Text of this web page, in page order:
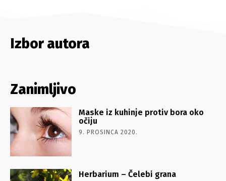
Izbor autora
Zanimljivo
Maske iz kuhinje protiv bora oko
očiju
9. PROSINCA 2020.
Herbarium – Čelebi grana